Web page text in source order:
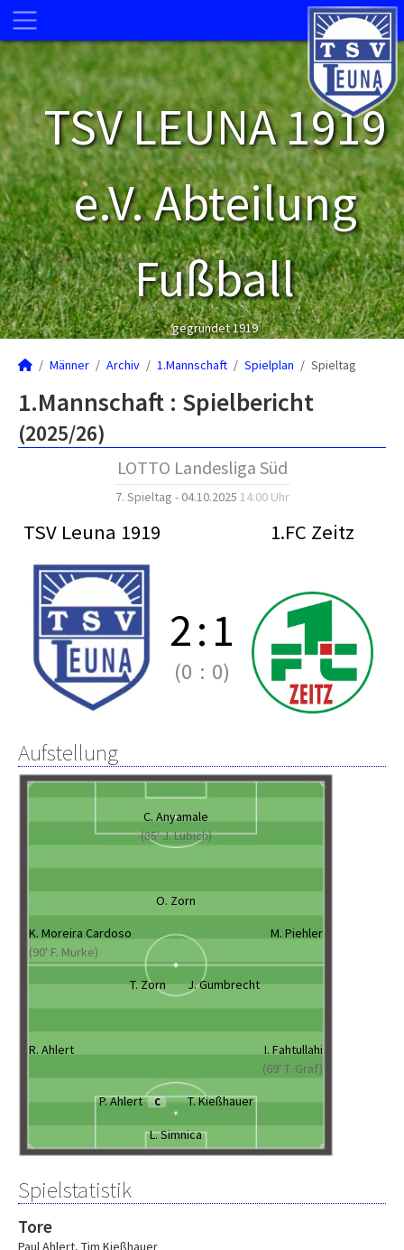
TSV LEUNA 1919
e.V. Abteilung
Fußball
gegründet 1919
Männer Archiv 1.Mannschaft Spielplan Spieltag
1.Mannschaft : Spielbericht
(2025/26)
LOTTO Landesliga Süd
7. Spieltag - 04.10.2025 14:00 Uhr
TSV Leuna 1919 1.FC Zeitz
2:1
(0 : 0)
Aufstellung
C. Anyamale
(85' J. Lubich)
O. Zorn
K. Moreira Cardoso
(90' F. Murke)
M. Piehler
T. Zorn J. Gumbrecht
R. Ahlert
I. Fahtullahi
(69' T. Graf)
P. Ahlert
C T. Kießhauer
L. Simnica
Spielstatistik
Tore
Paul Ahlert, Tim Kießhauer